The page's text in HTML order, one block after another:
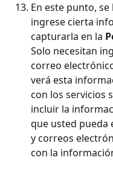
En este punto,
ingrese cierta
capturarla en la
Solo necesitan
correo
verá esta
con los servicios
incluir la
que usted pueda
y correos
con la